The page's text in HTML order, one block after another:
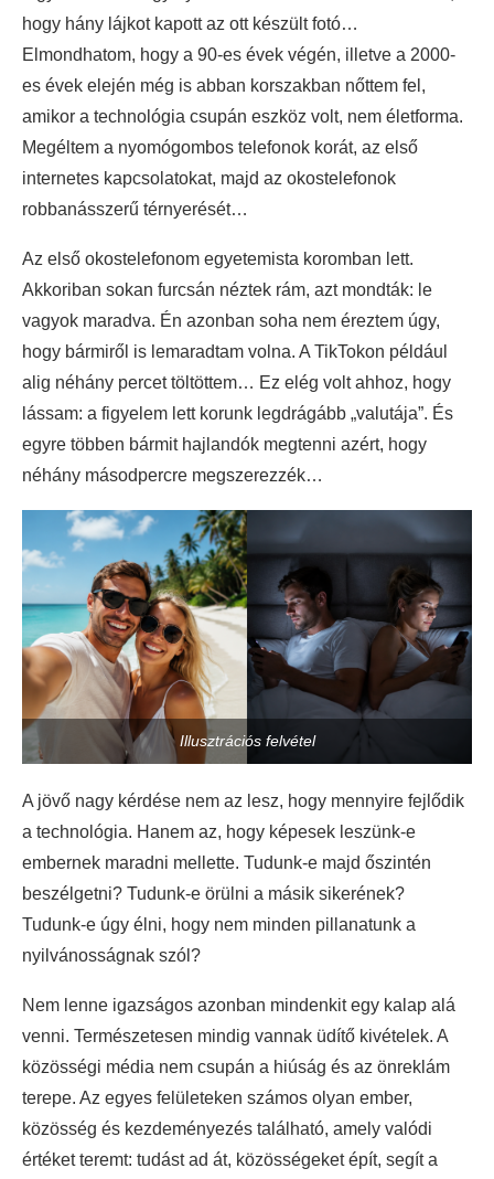
hogy hány lájkot kapott az ott készült fotó…
Elmondhatom, hogy a 90-es évek végén, illetve a 2000-
es évek elején még is abban korszakban nőttem fel,
amikor a technológia csupán eszköz volt, nem életforma.
Megéltem a nyomógombos telefonok korát, az első
internetes kapcsolatokat, majd az okostelefonok
robbanásszerű térnyerését…
Az első okostelefonom egyetemista koromban lett.
Akkoriban sokan furcsán néztek rám, azt mondták: le
vagyok maradva. Én azonban soha nem éreztem úgy,
hogy bármiről is lemaradtam volna. A TikTokon például
alig néhány percet töltöttem… Ez elég volt ahhoz, hogy
lássam: a figyelem lett korunk legdrágább „valutája”. És
egyre többen bármit hajlandók megtenni azért, hogy
néhány másodpercre megszerezzék…
Illusztrációs felvétel
A jövő nagy kérdése nem az lesz, hogy mennyire fejlődik
a technológia. Hanem az, hogy képesek leszünk-e
embernek maradni mellette. Tudunk-e majd őszintén
beszélgetni? Tudunk-e örülni a másik sikerének?
Tudunk-e úgy élni, hogy nem minden pillanatunk a
nyilvánosságnak szól?
Nem lenne igazságos azonban mindenkit egy kalap alá
venni. Természetesen mindig vannak üdítő kivételek. A
közösségi média nem csupán a hiúság és az önreklám
terepe. Az egyes felületeken számos olyan ember,
közösség és kezdeményezés található, amely valódi
értéket teremt: tudást ad át, közösségeket épít, segít a